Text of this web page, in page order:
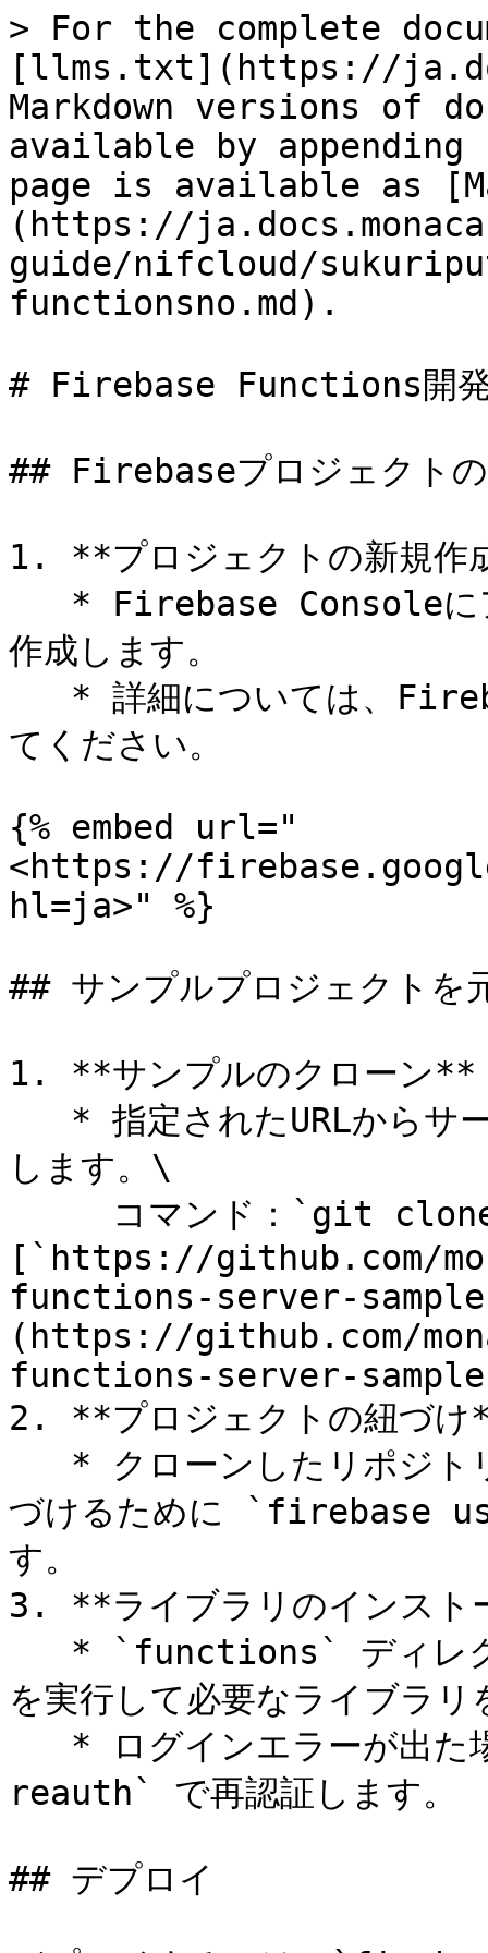
> For the complete
[llms.txt](https://
Markdown versions of
available by
page is available as
(https://
guide/nifcloud/
functionsno.md).
# Firebase Functions開発
## Firebaseプロジェクト
1. **プロジェクトの新規作
作成します。
てください。
{% embed url="
<https://
hl=ja>" %}
## サンプルプロジェクトを
1. **サンプルのクローン**
します。\
[`https://github.com/
functions-server-
(https://github.com/
functions-server-
2. **プロジェクトの紐づけ
づけるために `firebase
す。
3. **ライブラリのインスト
を実行して必要なライブラ
reauth` で再認証します。
## デプロイ